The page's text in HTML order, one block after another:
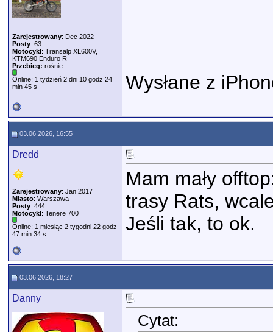
Zarejestrowany: Dec 2022
Posty: 63
Motocykl: Transalp XL600V,
KTM690 Enduro R
Przebieg: rośnie
Online: 1 tydzień 2 dni 10 godz 24
min 45 s
Wysłane z
03.06.2026, 16:55
Dredd
Zarejestrowany: Jan 2017
Miasto: Warszawa
Posty: 444
Motocykl: Tenere 700
Online: 1 miesiąc 2 tygodni 22 godz
47 min 34 s
Mam mały
trasy Rats,
Jeśli tak, to ok.
03.06.2026, 18:27
Danny
Cytat: